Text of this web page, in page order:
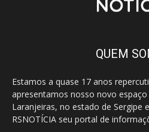
QUEM
Estamos a quase 17 anos
apresentamos nosso novo
Laranjeiras, no estado de Sergipe
RSNOTÍCIA seu portal de